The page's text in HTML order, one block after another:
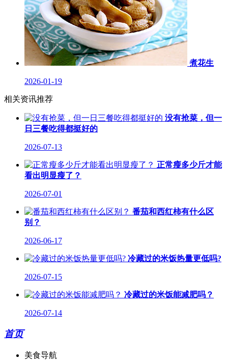
煮花生
2026-01-19
相关资讯推荐
没有抢菜，但一
日三餐吃得都挺好的
2026-07-13
正常瘦多少斤才能
看出明显瘦了？
2026-07-01
番茄和西红柿有什么区
别？
2026-06-17
冷藏过的米饭热量更低吗?
2026-07-15
冷藏过的米饭能减肥吗？
2026-07-14
首页
美食导航